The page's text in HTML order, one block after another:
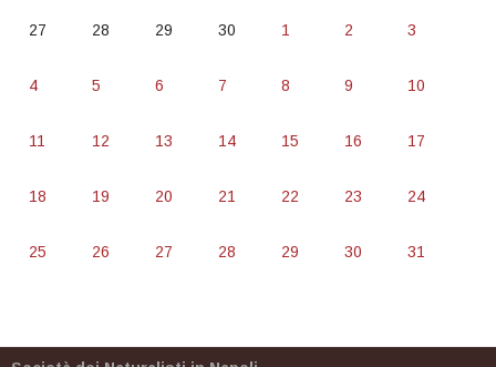
27 28 29 30 1 2 3
4 5 6 7 8 9 10
11 12 13 14 15 16 17
18 19 20 21 22 23 24
25 26 27 28 29 30 31